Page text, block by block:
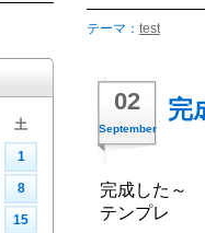
テーマ： test
完
02
September
完成した～
テンプレ
土
1
8
15